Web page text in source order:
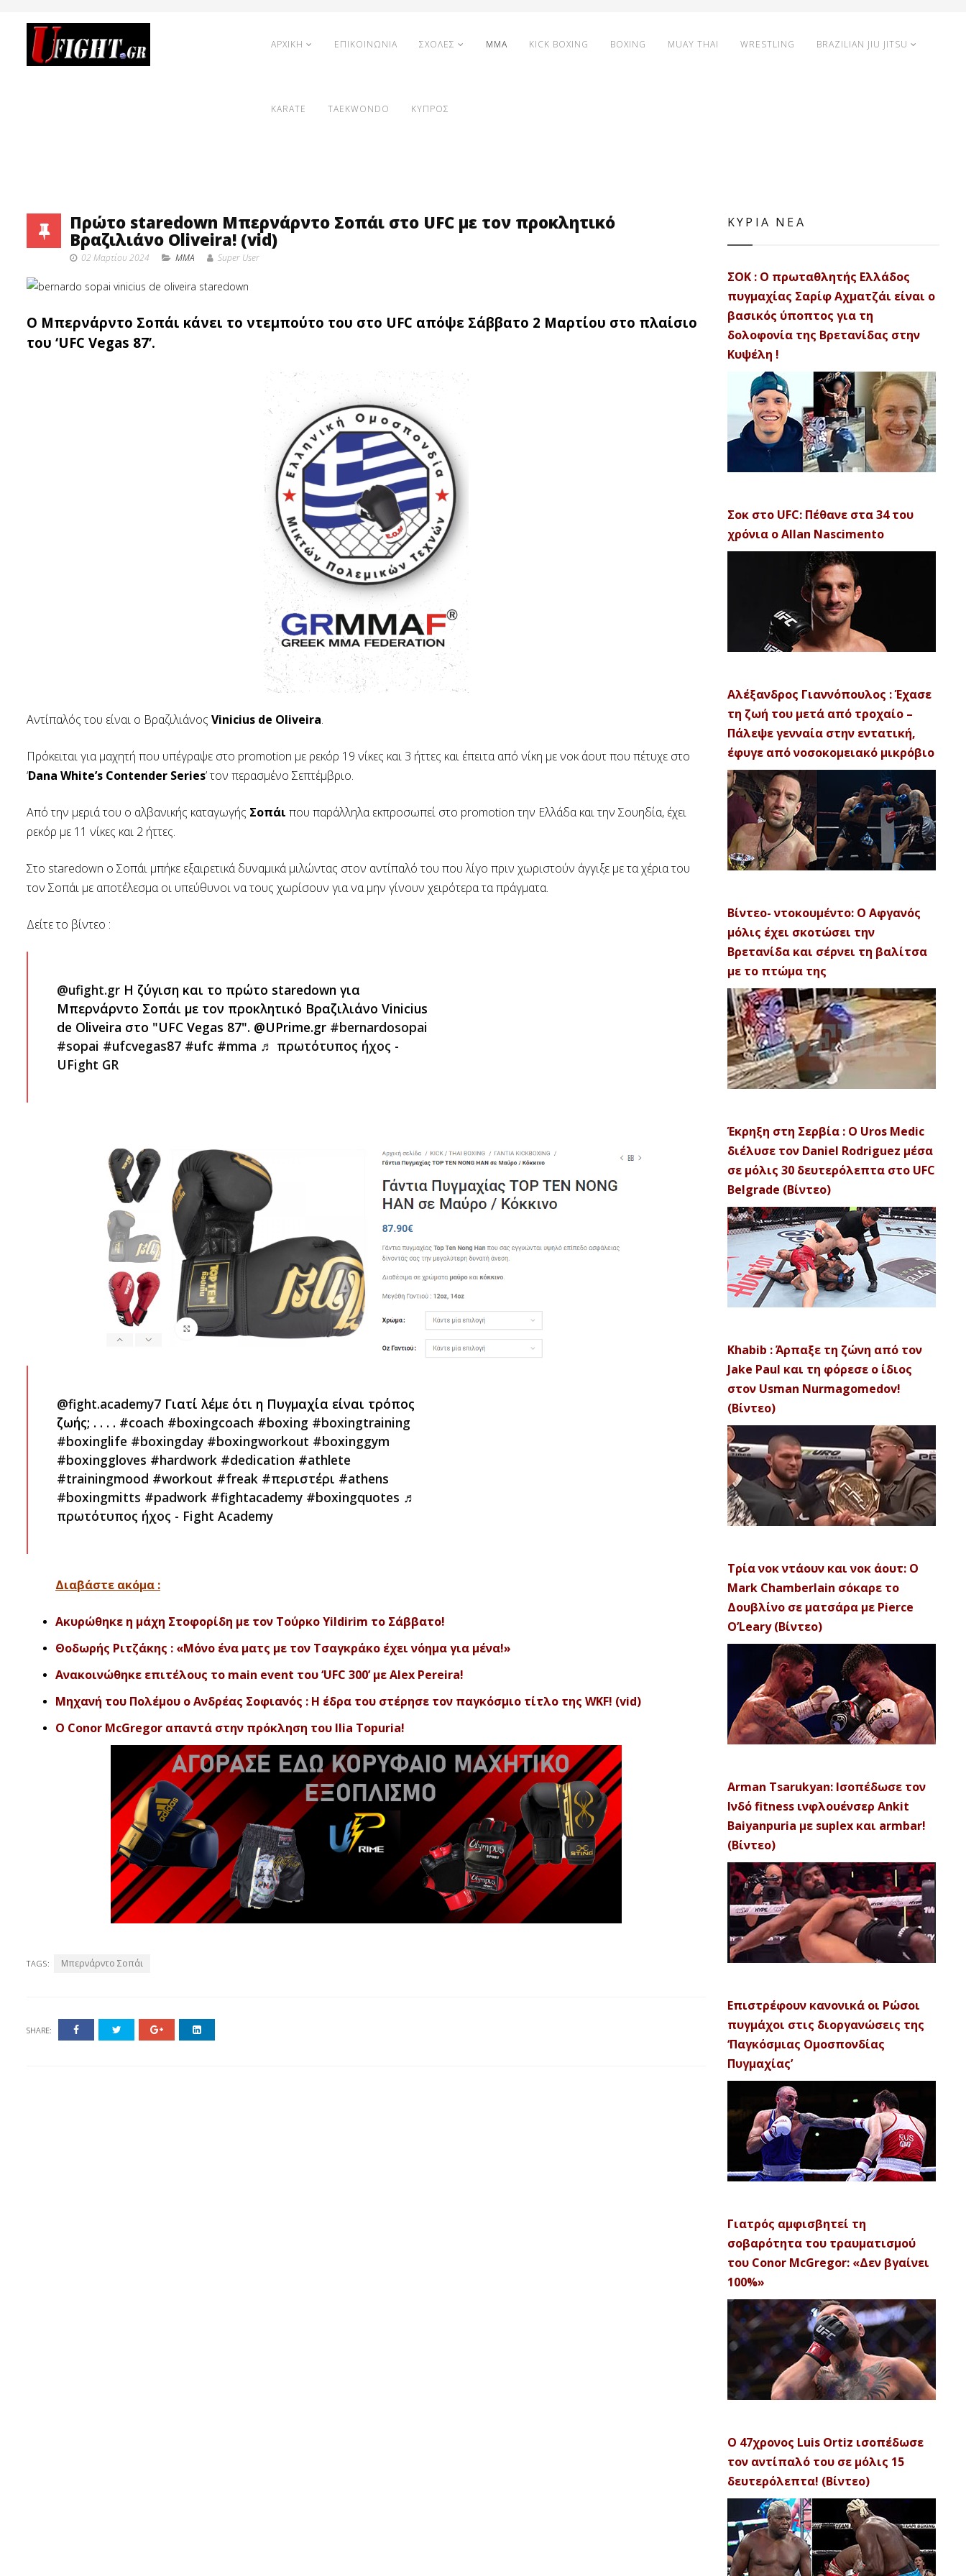
ΑΡΧΙΚΗ ΕΠΙΚΟΙΝΩΝΙΑ ΣΧΟΛΕΣ MMA KICK BOXING BOXING MUAY THAI WRESTLING BRAZILIAN JIU JITSU
KARATE TAEKWONDO ΚΥΠΡΟΣ
Πρώτο staredown Μπερνάρντο Σοπάι στο UFC με τον προκλητικό
Βραζιλιάνο Oliveira! (vid)
02 Μαρτίου 2024 MMA Super User
Ο Μπερνάρντο Σοπάι κάνει το ντεμπούτο του στο UFC απόψε Σάββατο 2 Μαρτίου στο πλαίσιο
του ‘UFC Vegas 87’.
Αντίπαλός του είναι ο Βραζιλιάνος Vinicius de Oliveira.
Πρόκειται για μαχητή που υπέγραψε στο promotion με ρεκόρ 19 νίκες και 3 ήττες και έπειτα από νίκη με νοκ άουτ που πέτυχε στο
‘Dana White’s Contender Series’ τον περασμένο Σεπτέμβριο.
Από την μεριά του ο αλβανικής καταγωγής Σοπάι που παράλληλα εκπροσωπεί στο promotion την Ελλάδα και την Σουηδία, έχει
ρεκόρ με 11 νίκες και 2 ήττες.
Στο staredown ο Σοπάι μπήκε εξαιρετικά δυναμικά μιλώντας στον αντίπαλό του που λίγο πριν χωριστούν άγγιξε με τα χέρια του
τον Σοπάι με αποτέλεσμα οι υπεύθυνοι να τους χωρίσουν για να μην γίνουν χειρότερα τα πράγματα.
Δείτε το βίντεο :
@ufight.gr Η ζύγιση και το πρώτο staredown για
Μπερνάρντο Σοπάι με τον προκλητικό Βραζιλιάνο Vinicius
de Oliveira στο "UFC Vegas 87". @UPrime.gr #bernardosopai
#sopai #ufcvegas87 #ufc #mma ♬ πρωτότυπος ήχος -
UFight GR
@fight.academy7 Γιατί λέμε ότι η Πυγμαχία είναι τρόπος
ζωής; . . . . #coach #boxingcoach #boxing #boxingtraining
#boxinglife #boxingday #boxingworkout #boxinggym
#boxinggloves #hardwork #dedication #athlete
#trainingmood #workout #freak #περιστέρι #athens
#boxingmitts #padwork #fightacademy #boxingquotes ♬
πρωτότυπος ήχος - Fight Academy
Διαβάστε ακόμα :
Ακυρώθηκε η μάχη Στοφορίδη με τον Τούρκο Yildirim το Σάββατο!
Θοδωρής Ριτζάκης : «Μόνο ένα ματς με τον Τσαγκράκο έχει νόημα για μένα!»
Ανακοινώθηκε επιτέλους το main event του ‘UFC 300’ με Alex Pereira!
Μηχανή του Πολέμου ο Ανδρέας Σοφιανός : H έδρα του στέρησε τον παγκόσμιο τίτλο της WKF! (vid)
O Conor McGregor απαντά στην πρόκληση του Ilia Topuria!
TAGS: Μπερνάρντο Σοπάι
SHARE:
ΚΥΡΙΑ ΝΕΑ
ΣΟΚ : Ο πρωταθλητής Ελλάδος
πυγμαχίας Σαρίφ Αχματζάι είναι ο
βασικός ύποπτος για τη
δολοφονία της Βρετανίδας στην
Κυψέλη !
Σοκ στο UFC: Πέθανε στα 34 του
χρόνια ο Allan Nascimento
Αλέξανδρος Γιαννόπουλος : Έχασε
τη ζωή του μετά από τροχαίο –
Πάλεψε γενναία στην εντατική,
έφυγε από νοσοκομειακό μικρόβιο
Βίντεο- ντοκουμέντο: Ο Αφγανός
μόλις έχει σκοτώσει την
Βρετανίδα και σέρνει τη βαλίτσα
με το πτώμα της
Έκρηξη στη Σερβία : Ο Uros Medic
διέλυσε τον Daniel Rodriguez μέσα
σε μόλις 30 δευτερόλεπτα στο UFC
Belgrade (Βίντεο)
Khabib : Άρπαξε τη ζώνη από τον
Jake Paul και τη φόρεσε ο ίδιος
στον Usman Nurmagomedov!
(Βίντεο)
Τρία νοκ ντάουν και νοκ άουτ: Ο
Mark Chamberlain σόκαρε το
Δουβλίνο σε ματσάρα με Pierce
O’Leary (Βίντεο)
Arman Tsarukyan: Ισοπέδωσε τον
Ινδό fitness ινφλουένσερ Ankit
Baiyanpuria με suplex και armbar!
(Βίντεο)
Επιστρέφουν κανονικά οι Ρώσοι
πυγμάχοι στις διοργανώσεις της
‘Παγκόσμιας Ομοσπονδίας
Πυγμαχίας’
Γιατρός αμφισβητεί τη
σοβαρότητα του τραυματισμού
του Conor McGregor: «Δεν βγαίνει
100%»
Ο 47χρονος Luis Ortiz ισοπέδωσε
τον αντίπαλό του σε μόλις 15
δευτερόλεπτα! (Βίντεο)